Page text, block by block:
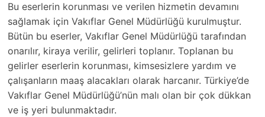
Bu eserlerin korunması ve verilen hizmetin devamını
sağlamak için Vakıflar Genel Müdürlüğü kurulmuştur.
Bütün bu eserler, Vakıflar Genel Müdürlüğü tarafından
onarılır, kiraya verilir, gelirleri toplanır. Toplanan bu
gelirler eserlerin korunması, kimsesizlere yardım ve
çalışanların maaş alacakları olarak harcanır. Türkiye’de
Vakıflar Genel Müdürlüğü’nün malı olan bir çok dükkan
ve iş yeri bulunmaktadır.